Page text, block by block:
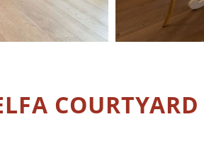
COURTYARD